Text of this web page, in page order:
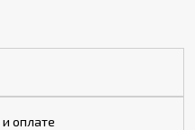
оплате